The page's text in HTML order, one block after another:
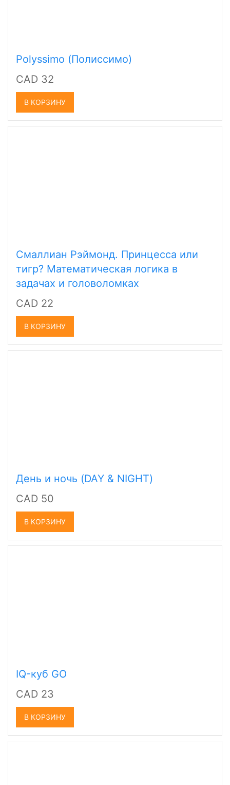
Polyssimo (Полиссимо)
CAD 32
В КОРЗИНУ
Смаллиан Рэймонд. Принцесса или
тигр? Математическая логика в
задачах и головоломках
CAD 22
В КОРЗИНУ
День и ночь (DAY & NIGHT)
CAD 50
В КОРЗИНУ
IQ-куб GO
CAD 23
В КОРЗИНУ